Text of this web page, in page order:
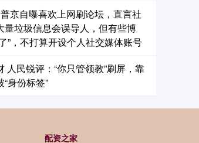
京自曝喜欢上网刷论坛，直言社
量垃圾信息会误导人，但有些博
”，不打算开设个人社交媒体账号
人民锐评：“你只管领教”刷屏，靠
身份标签”
配资之家